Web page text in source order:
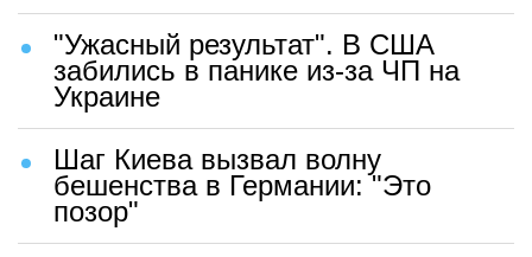
"Ужасный результат". В США
забились в панике из-за ЧП на
Украине
Шаг Киева вызвал волну
бешенства в Германии: "Это
позор"